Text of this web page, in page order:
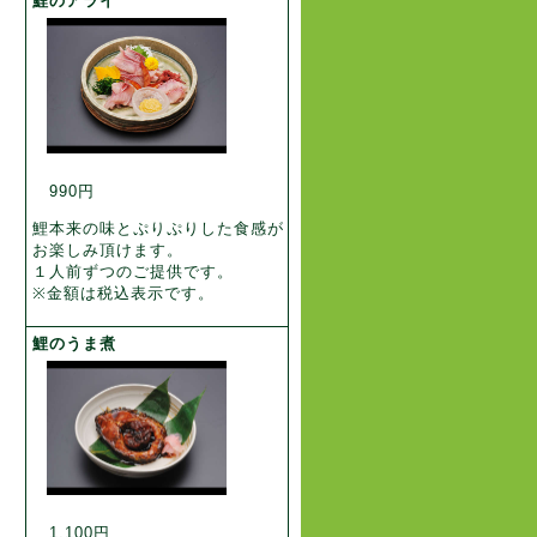
990円
鯉本来の味とぷりぷりした食感が
お楽しみ頂けます。
１人前ずつのご提供です。
※金額は税込表示です。
鯉のうま煮
1,100円